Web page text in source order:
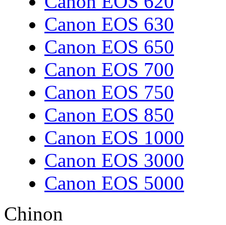
Canon EOS 630
Canon EOS 650
Canon EOS 700
Canon EOS 750
Canon EOS 850
Canon EOS 1000
Canon EOS 3000
Canon EOS 5000
Chinon